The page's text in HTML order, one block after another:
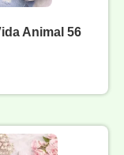
Animal 56